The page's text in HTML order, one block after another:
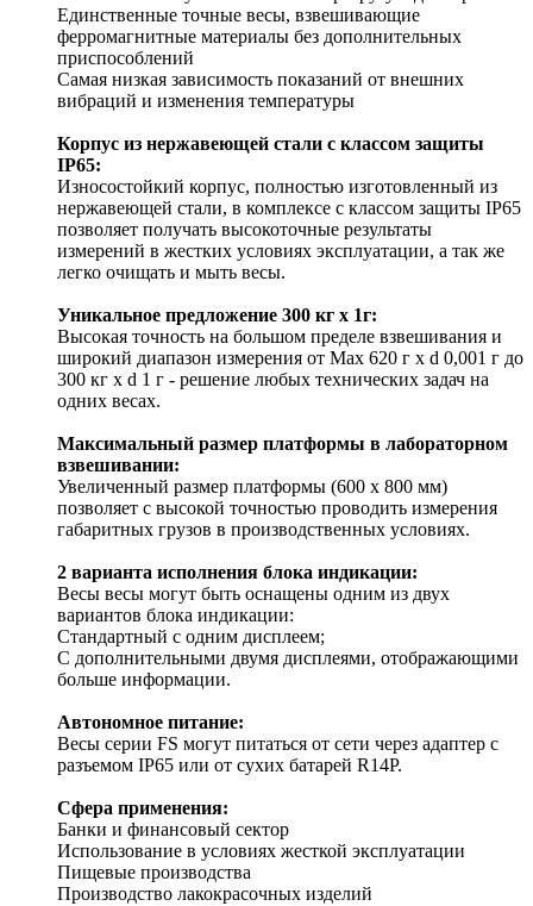
Единственные точные весы, взвешивающие
ферромагнитные материалы без дополнительных
приспособлений
Самая низкая зависимость показаний от внешних
вибраций и изменения температуры
Корпус из нержавеющей стали с классом защиты
IP65:
Износостойкий корпус, полностью изготовленный из
нержавеющей стали, в комплексе с классом защиты IP65
позволяет получать высокоточные результаты
измерений в жестких условиях эксплуатации, а так же
легко очищать и мыть весы.
Уникальное предложение 300 кг х 1г:
Высокая точность на большом пределе взвешивания и
широкий диапазон измерения от Max 620 г х d 0,001 г до
300 кг х d 1 г - решение любых технических задач на
одних весах.
Максимальный размер платформы в лабораторном
взвешивании:
Увеличенный размер платформы (600 х 800 мм)
позволяет с высокой точностью проводить измерения
габаритных грузов в производственных условиях.
2 варианта исполнения блока индикации:
Весы весы могут быть оснащены одним из двух
вариантов блока индикации:
Стандартный с одним дисплеем;
С дополнительными двумя дисплеями, отображающими
больше информации.
Автономное питание:
Весы серии FS могут питаться от сети через адаптер с
разъемом IP65 или от сухих батарей R14P.
Сфера применения:
Банки и финансовый сектор
Использование в условиях жесткой эксплуатации
Пищевые производства
Производство лакокрасочных изделий